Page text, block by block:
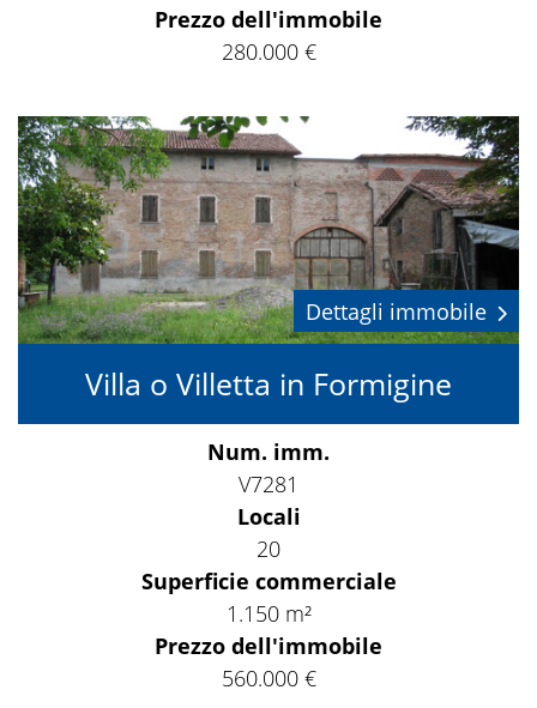
Prezzo dell'immobile
280.000 €
Dettagli immobile
Villa o Villetta in Formigine
Num. imm.
V7281
Locali
20
Superficie commerciale
1.150 m²
Prezzo dell'immobile
560.000 €